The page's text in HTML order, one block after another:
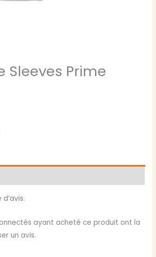
Sleeves Prime
ayant acheté ce produit ont la
un avis.